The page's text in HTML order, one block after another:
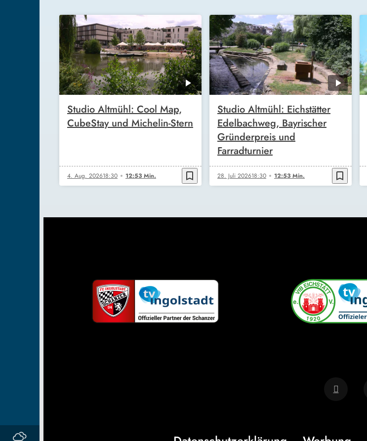
Studio Altmühl: Cool Map,
CubeStay und Michelin-Stern
4. Aug. 202618:30 12:53 Min. bookmark_border
Studio Altmühl: Eichstätter
Edelbachweg, Bayrischer
Gründerpreis und
Farradturnier
28. Juli 202618:30 12:53 Min. bookmark_border